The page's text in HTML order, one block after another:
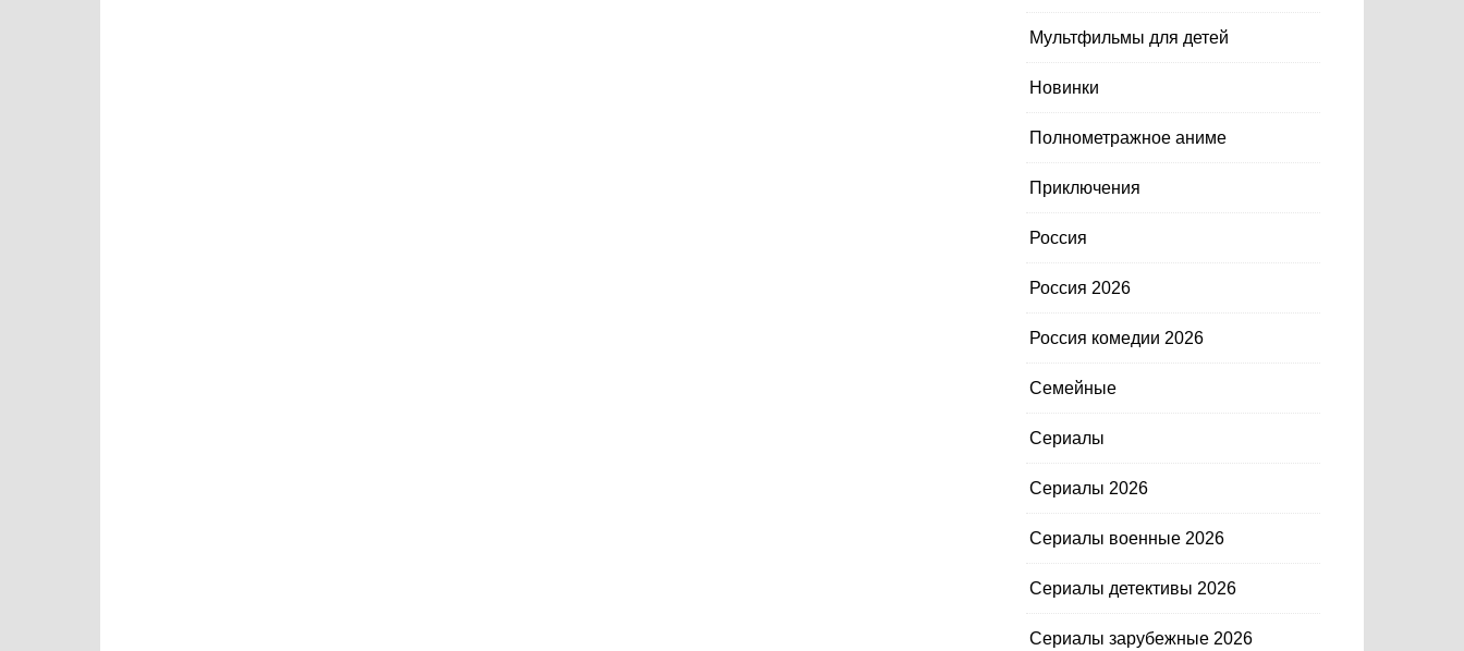
Мультфильмы для детей
Новинки
Полнометражное аниме
Приключения
Россия
Россия 2026
Россия комедии 2026
Семейные
Сериалы
Сериалы 2026
Сериалы военные 2026
Сериалы детективы 2026
Сериалы зарубежные 2026